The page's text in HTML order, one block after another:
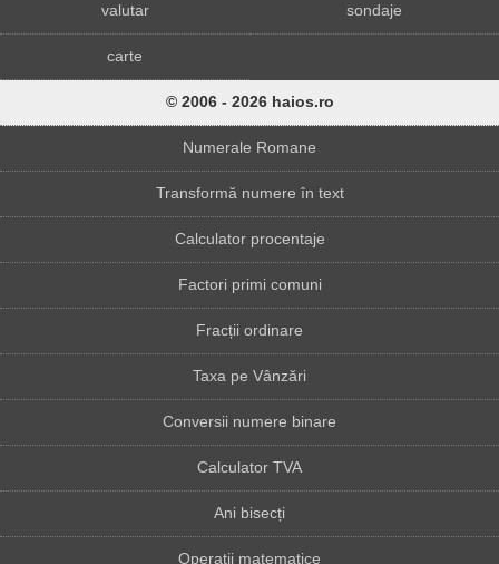
valutar sondaje
carte
© 2006 - 2026 haios.ro
Numerale Romane
Transformă numere în text
Calculator procentaje
Factori primi comuni
Fracții ordinare
Taxa pe Vânzări
Conversii numere binare
Calculator TVA
Ani bisecți
Operații matematice